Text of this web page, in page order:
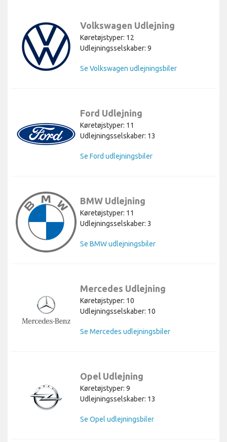
Volkswagen Udlejning
Køretøjstyper: 12
Udlejningsselskaber: 9
Se Volkswagen udlejningsbiler
Ford Udlejning
Køretøjstyper: 11
Udlejningsselskaber: 13
Se Ford udlejningsbiler
BMW Udlejning
Køretøjstyper: 11
Udlejningsselskaber: 3
Se BMW udlejningsbiler
Mercedes Udlejning
Køretøjstyper: 10
Udlejningsselskaber: 10
Se Mercedes udlejningsbiler
Opel Udlejning
Køretøjstyper: 9
Udlejningsselskaber: 13
Se Opel udlejningsbiler